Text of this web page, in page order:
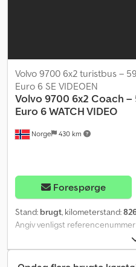
Norge 430 km
Volvo 9700 6x2 turistbus –
Euro 6 SE VIDEOEN
Volvo9700 6x2 Coach –
Euro 6 WATCH VIDEO
Forespørge
Stand: brugt, kilometerstand:
Angiv venligst
Specifikationer: Kilometerstand:
Automatik Fuld luftaffjedring
styring på 3. aksel I alt 59